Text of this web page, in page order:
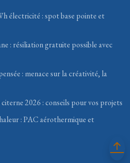
électricité : spot base pointe et
: résiliation gratuite possible avec
: menace sur la créativité, la
2026 : conseils pour vos projets
: PAC aérothermique et